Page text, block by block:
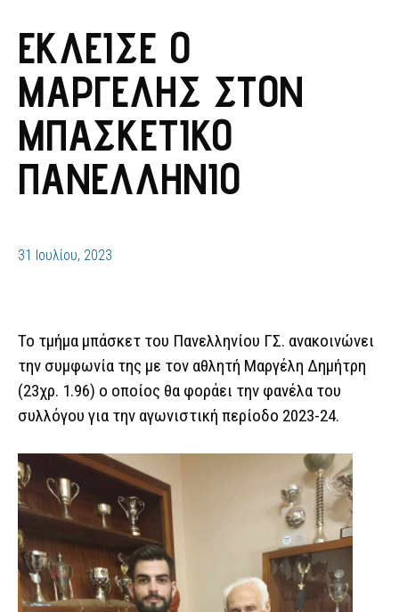
ΈΚΛΕΙΣΕ Ο
ΜΑΡΓΈΛΗΣ ΣΤΟΝ
ΜΠΑΣΚΕΤΙΚΌ
ΠΑΝΕΛΛΉΝΙΟ
31 Ιουλίου, 2023
Το τμήμα μπάσκετ του Πανελληνίου ΓΣ. ανακοινώνει
την συμφωνία της με τον αθλητή Μαργέλη Δημήτρη
(23χρ. 1.96) ο οποίος θα φοράει την φανέλα του
συλλόγου για την αγωνιστική περίοδο 2023-24.